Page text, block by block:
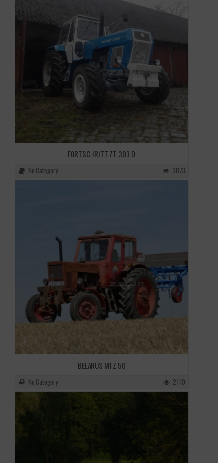
FORTSCHRITT ZT 303 D
No Category 3873
BELARUS MTZ 50
No Category 2119